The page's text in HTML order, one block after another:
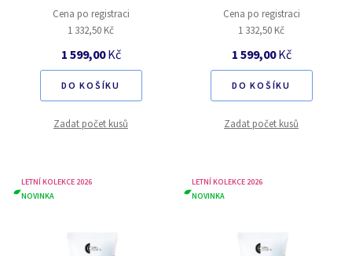
Cena po registraci
1 332,50 Kč
1 599,00Kč
DO KOŠÍKU
Zadat počet kusů
Cena po registraci
1 332,50 Kč
1 599,00Kč
DO KOŠÍKU
Zadat počet kusů
LETNÍ KOLEKCE 2026
NOVINKA
LETNÍ KOLEKCE 2026
NOVINKA